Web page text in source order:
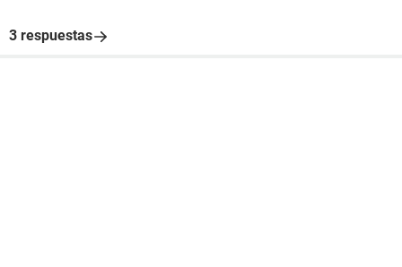
3 respuestas